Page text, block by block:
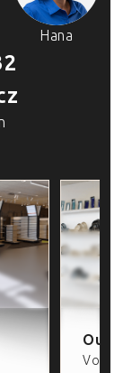
Hana
Volta